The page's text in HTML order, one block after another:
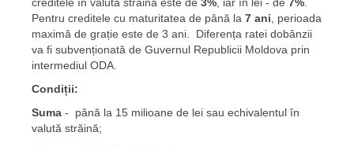
Pentru creditele cu maturitatea de până la 7 ani , perioada
maximă de grație este de 3 ani. Diferența ratei dobânzii
va fi subvenționată de Guvernul Republicii Moldova prin
intermediul ODA.
Condiții:
Suma - până la 15 milioane de lei sau echivalentul în
valută străină;